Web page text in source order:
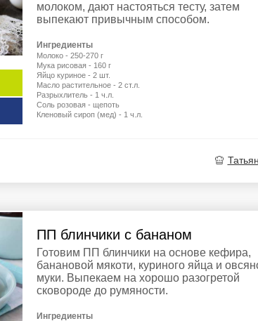
молоком, дают настояться тесту, затем
выпекают привычным способом.
Ингредиенты
Молоко - 250-270 г
Мука рисовая - 160 г
Яйцо куриное - 2 шт.
Масло растительное - 2 ст.л.
Разрыхлитель - 1 ч.л.
Соль розовая - щепоть
Кленовый сироп (мед) - 1 ч.л.
ПП блинчики с бананом
Готовим ПП блинчики на основе кефира,
банановой мякоти, куриного яйца и
муки. Выпекаем на хорошо разогретой
сковороде до румяности.
Ингредиенты